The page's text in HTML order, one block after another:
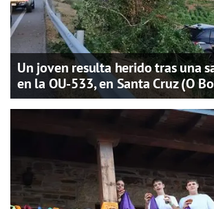
Un joven resulta herido tras una
en la OU-533, en Santa Cruz (O